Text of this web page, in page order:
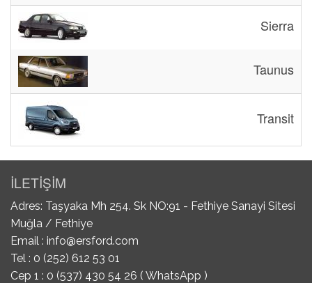
Sierra
Taunus
Transit
İLETİŞİM
Adres: Taşyaka Mh 254. Sk NO:91 - Fethiye Sanayi Sitesi
Muğla / Fethiye
Email : info@ersford.com
Tel : 0 (252) 612 53 01
Cep 1 : 0 (537) 430 54 26 ( WhatsApp )